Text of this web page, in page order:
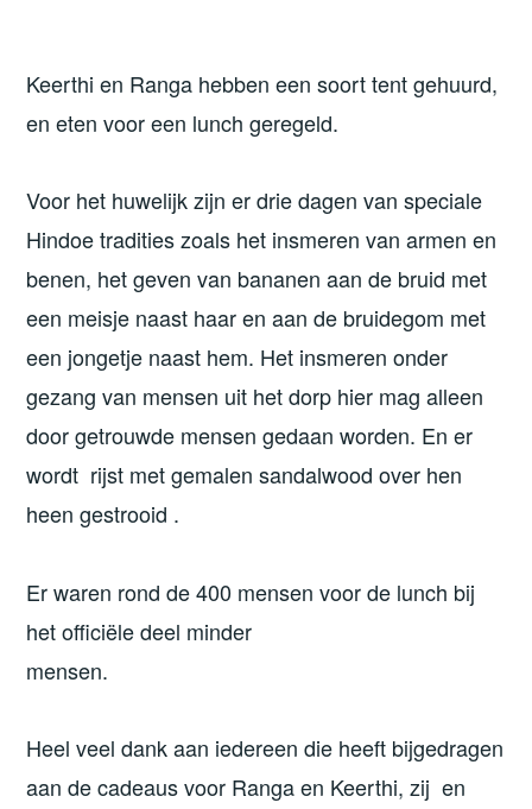
Keerthi en Ranga hebben een soort tent gehuurd,
en eten voor een lunch geregeld.
Voor het huwelijk zijn er drie dagen van speciale
Hindoe tradities zoals het insmeren van armen en
benen, het geven van bananen aan de bruid met
een meisje naast haar en aan de bruidegom met
een jongetje naast hem. Het insmeren onder
gezang van mensen uit het dorp hier mag alleen
door getrouwde mensen gedaan worden. En er
wordt rijst met gemalen sandalwood over hen
heen gestrooid .
Er waren rond de 400 mensen voor de lunch bij
het officiële deel minder
mensen.
Heel veel dank aan iedereen die heeft bijgedragen
aan de cadeaus voor Ranga en Keerthi, zij en